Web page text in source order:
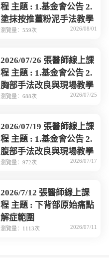
程 主題 : 1.基金會公告 2.
塗抹按推薑粉泥手法教學
瀏覽量：559次 2026/08/01
2026/07/26 張醫師線上課
程 主題 : 1.基金會公告 2.
胸部手法改良與現場教學
瀏覽量：688次 2026/07/25
2026/07/19 張醫師線上課
程 主題 : 1.基金會公告 2.
腹部手法改良與現場教學
瀏覽量：972次 2026/07/17
2026/7/12 張醫師線上課
程 主題 : 下背部原始痛點
解症範圍
瀏覽量：1113次 2026/07/11